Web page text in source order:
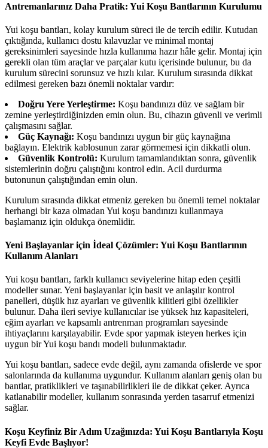
Antremanlarınız Daha Pratik: Yui Koşu Bantlarının Kurulumu
Yui koşu bantları, kolay kurulum süreci ile de tercih edilir. Kutudan
çıktığında, kullanıcı dostu kılavuzlar ve minimal montaj
gereksinimleri sayesinde hızla kullanıma hazır hâle gelir. Montaj için
gerekli olan tüm araçlar ve parçalar kutu içerisinde bulunur, bu da
kurulum sürecini sorunsuz ve hızlı kılar. Kurulum sırasında dikkat
edilmesi gereken bazı önemli noktalar vardır:
Doğru Yere Yerleştirme: Koşu bandınızı düz ve sağlam bir
zemine yerleştirdiğinizden emin olun. Bu, cihazın güvenli ve verimli
çalışmasını sağlar.
Güç Kaynağı: Koşu bandınızı uygun bir güç kaynağına
bağlayın. Elektrik kablosunun zarar görmemesi için dikkatli olun.
Güvenlik Kontrolü: Kurulum tamamlandıktan sonra, güvenlik
sistemlerinin doğru çalıştığını kontrol edin. Acil durdurma
butonunun çalıştığından emin olun.
Kurulum sırasında dikkat etmeniz gereken bu önemli temel noktalar
herhangi bir kaza olmadan Yui koşu bandınızı kullanmaya
başlamanız için oldukça önemlidir.
Yeni Başlayanlar için İdeal Çözümler: Yui Koşu Bantlarının
Kullanım Alanları
Yui koşu bantları, farklı kullanıcı seviyelerine hitap eden çeşitli
modeller sunar. Yeni başlayanlar için basit ve anlaşılır kontrol
panelleri, düşük hız ayarları ve güvenlik kilitleri gibi özellikler
bulunur. Daha ileri seviye kullanıcılar ise yüksek hız kapasiteleri,
eğim ayarları ve kapsamlı antrenman programları sayesinde
ihtiyaçlarını karşılayabilir. Evde spor yapmak isteyen herkes için
uygun bir Yui koşu bandı modeli bulunmaktadır.
Yui koşu bantları, sadece evde değil, aynı zamanda ofislerde ve spor
salonlarında da kullanıma uygundur. Kullanım alanları geniş olan bu
bantlar, pratiklikleri ve taşınabilirlikleri ile de dikkat çeker. Ayrıca
katlanabilir modeller, kullanım sonrasında yerden tasarruf etmenizi
sağlar.
Koşu Keyfiniz Bir Adım Uzağınızda: Yui Koşu Bantlarıyla Koşu
Keyfi Evde Başlıyor!